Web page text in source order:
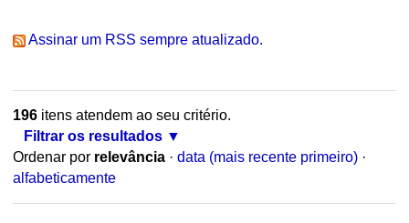
Assinar um RSS sempre atualizado.
196itens atendem ao seu critério.
Filtrar os resultados
Ordenar por relevância · data (mais recente primeiro) ·
alfabeticamente